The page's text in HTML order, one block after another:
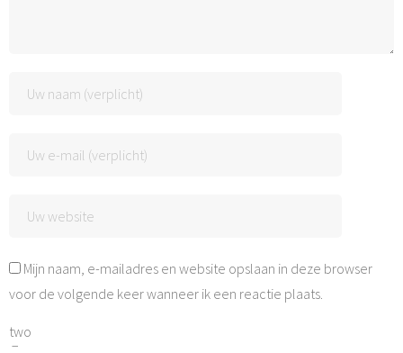
Mijn naam, e-mailadres en website opslaan in deze browser
voor de volgende keer wanneer ik een reactie plaats.
two
−